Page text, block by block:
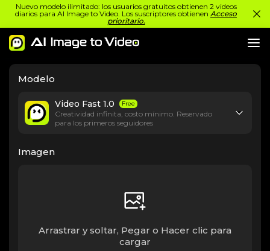
Nuevo modelo ilimitado: los usuarios gratuitos obtienen 2 videos
diarios para AI Image to Video. Los suscriptores obtienen Acceso
prioritario.
Modelo
Video Fast 1.0 Free
Creatividad infinita, costo mínimo. Reservado
para los primeros seguidores
Imagen
Arrastrar y soltar, Pegar o Hacer clic para
cargar